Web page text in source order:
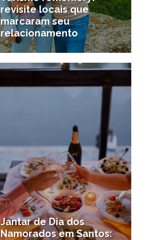
revisite locais que
marcaram seu
relacionamento
6/06/2018
Jantar de Dia dos
Namorados em Santos: